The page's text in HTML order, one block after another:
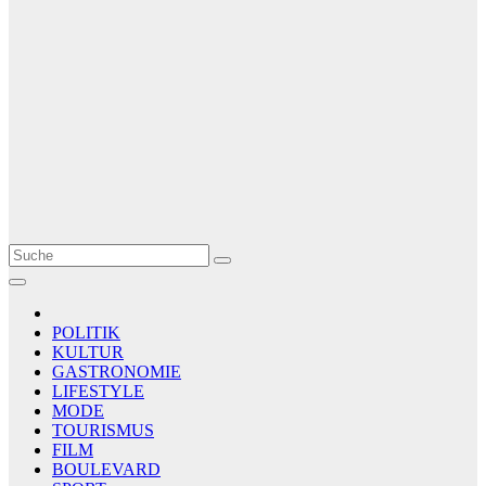
Le Matin
AGENCE DE PRESSE
POLITIK
KULTUR
GASTRONOMIE
LIFESTYLE
MODE
TOURISMUS
FILM
BOULEVARD